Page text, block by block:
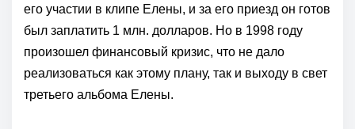
его участии в клипе Елены, и за его приезд он готов
был заплатить 1 млн. долларов. Но в 1998 году
произошел финансовый кризис, что не дало
реализоваться как этому плану, так и выходу в свет
третьего альбома Елены.